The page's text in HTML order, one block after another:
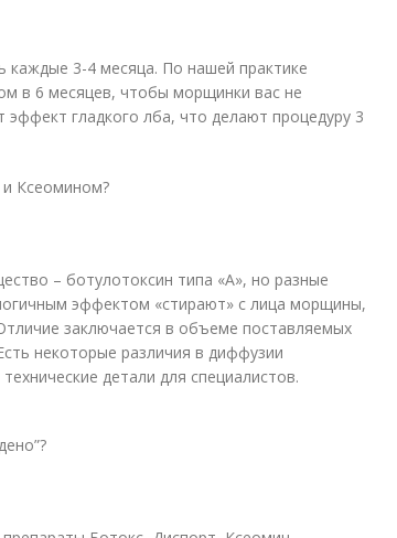
3-4 месяца. По нашей практике
в 6 месяцев, чтобы морщинки вас не
гладкого лба, что делают процедуру 3
Ксеомином?
– ботулотоксин типа «А», но разные
эффектом «стирают» с лица морщины,
заключается в объеме поставляемых
некоторые различия в диффузии
детали для специалистов.